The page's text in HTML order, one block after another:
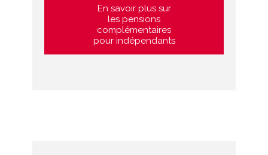
En savoir plus sur
les pensions
complémentaires
pour indépendants